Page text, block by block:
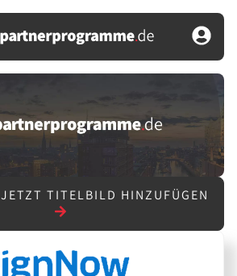
JETZT TITELBILD HINZUFÜGEN